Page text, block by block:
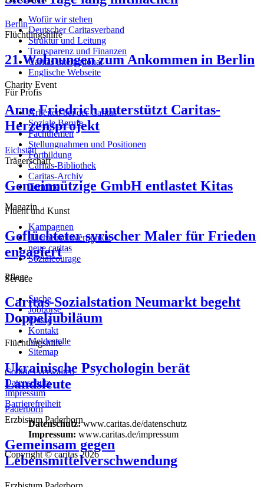
Berlin
Flüchtlingshilfe
21 Wohnungen zum Ankommen in Berlin
Charity Event
Arne Friedrich unterstützt Caritas-
Herzensprojekt
Eichstätt
Trägerschaft
Gemeinnützige GmbH entlastet Kitas
Flucht und Kunst
Geflüchteter syrischer Maler für Frieden
engagiert
Pflege
Caritas-Sozialstation Neumarkt begeht
Doppeljubiläum
Flüchtlingshilfe
Ukrainische Psychologin berät
Landsleute
Paderborn
Erzbistum Paderborn
Gemeinsam gegen
Lebensmittelverschwendung
Wofür wir stehen
Deutscher Caritasverband
Struktur und Leitung
Transparenz und Finanzen
Caritas international
Englische Webseite
Für Profis
Arbeiten bei der Caritas
Soziale Berufe
Fachthemen
Stellungnahmen und Positionen
Fortbildung
Caritas-Bibliothek
Caritas-Archiv
Termine
Magazin
Kampagnen
Themenschwerpunkte
neue caritas
Sozialcourage
Service
Suche
Jobbörse
Presse
Kontakt
Meldestelle
Sitemap
Cookies verwalten
Datenschutz
Impressum
Barrierefreiheit
Datenschutz:www.caritas.de/datenschutz
Impressum: www.caritas.de/impressum
Copyright © caritas 2026